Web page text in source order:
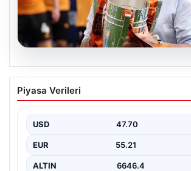
Acun Ilıcalı’dan bir transfer
Hjertø-Dahl Hull City’de
Piyasa Verileri
USD 47.70
EUR 55.21
ALTIN 6646.4